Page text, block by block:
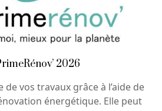
2026
de vos travaux grâce à l’aide de
énergétique. Elle peut